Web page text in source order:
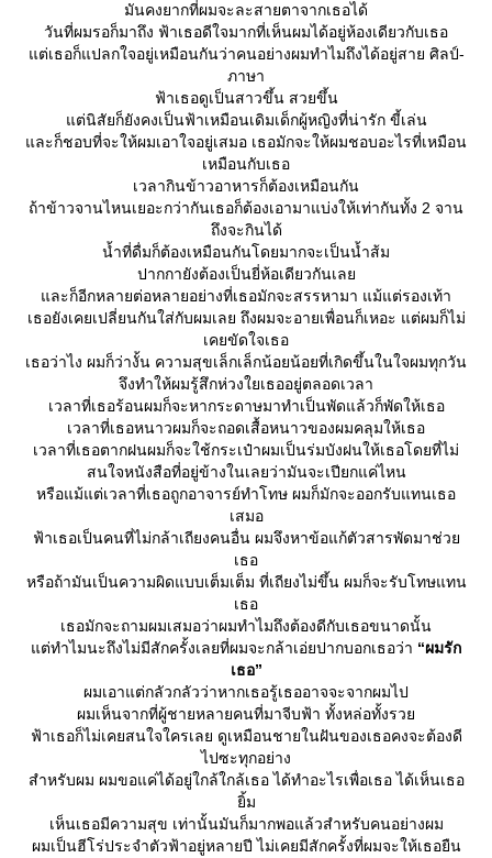
มันคงยากที่ผมจะละสายตาจากเธอได้
วันที่ผมรอก็มาถึง ฟ้าเธอดีใจมากที่เห็นผมได้อยู่ห้องเดียวกับเธอ
ต่เธอก็แปลกใจอยู่เหมือนกันว่าคนอย่างผมทำไมถึงได้อยู่สาย ศิลป์-
ภาษา
ฟ้าเธอดูเป็นสาวขึ้น สวยขึ้น
ต่นิสัยก็ยังคงเป็นฟ้าเหมือนเดิมเด็กผู้หญิงที่น่ารัก ขี้เล่น
ละก็ชอบที่จะให้ผมเอาใจอยู่เสมอ เธอมักจะให้ผมชอบอะไรที่เหมือน
เหมือนกับเธอ
เวลากินข้าวอาหารก็ต้องเหมือนกัน
ถ้าข้าวจานไหนเยอะกว่ากันเธอก็ต้องเอามาแบ่งให้เท่ากันทั้ง 2 จาน
ถึงจะกินได้
น้ำที่ดื่มก็ต้องเหมือนกันโดยมากจะเป็นน้ำส้ม
ปากกายังต้องเป็นยี่ห้อเดียวกันเล
ละก็อีกหลายต่อหลายอย่างที่เธอมักจะสรรหามา แม้แต่รองเท้า
เธอยังเคยเปลี่ยนกันใส่กับผมเลย ถึงผมจะอายเพื่อนก็เหอะ แต่ผมก็ไม่
เคยขัดใจเธอ
เธอว่าไง ผมก็ว่างั้น ความสุขเล็กเล็กน้อยน้อยที่เกิดขึ้นในใจผมทุกวัน
จึงทำให้ผมรู้สึกห่วงใยเธออยู่ตลอดเวลา
เวลาที่เธอร้อนผมก็จะหากระดาษมาทำเป็นพัดแล้วก็พัดให้เธอ
เวลาที่เธอหนาวผมก็จะถอดเสื้อหนาวของผมคลุมให้เธอ
เวลาที่เธอตากฝนผมก็จะใช้กระเป๋าผมเป็นร่มบังฝนให้เธอโดยที่ไม่
สนใจหนังสือที่อยู่ข้างในเลยว่ามันจะเปียกแค่ไหน
หรือแม้แต่เวลาที่เธอถูกอาจารย์ทำโทษ ผมก็มักจะออกรับแทนเธอ
เสมอ
ฟ้าเธอเป็นคนที่ไม่กล้าเถียงคนอื่น ผมจึงหาข้อแก้ตัวสารพัดมาช่ว
เธอ
หรือถ้ามันเป็นความผิดแบบเต็มเต็ม ที่เถียงไม่ขึ้น ผมก็จะรับโทษแทน
เธอ
เธอมักจะถามผมเสมอว่าผมทำไมถึงต้องดีกับเธอขนาดนั้น
ต่ทำไมนะถึงไม่มีสักครั้งเลยที่ผมจะกล้าเอ่ยปากบอกเธอว่า “ผมรัก
เธอ”
ผมเอาแต่กลัวกลัวว่าหากเธอรู้เธออาจจะจากผมไป
ผมเห็นจากที่ผู้ชายหลายคนที่มาจีบฟ้า ทั้งหล่อทั้งรว
ฟ้าเธอก็ไม่เคยสนใจใครเลย ดูเหมือนชายในฝันของเธอคงจะต้องดี
ไปซะทุกอย่าง
สำหรับผม ผมขอแค่ได้อยู่ใกล้ใกล้เธอ ได้ทำอะไรเพื่อเธอ ได้เห็นเธอ
ิ้ม
เห็นเธอมีความสุข เท่านั้นมันก็มากพอแล้วสำหรับคนอย่างผม
ผมเป็นฮีโร่ประจำตัวฟ้าอยู่หลายปี ไม่เคยมีสักครั้งที่ผมจะให้เธอยืน